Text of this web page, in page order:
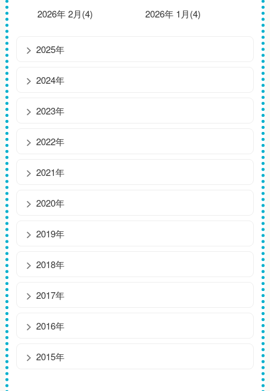
2026年 2月(4) 2026年 1月(4)
2025年
2024年
2023年
2022年
2021年
2020年
2019年
2018年
2017年
2016年
2015年